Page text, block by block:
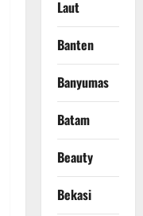
Laut
Banten
Banyumas
Batam
Beauty
Bekasi